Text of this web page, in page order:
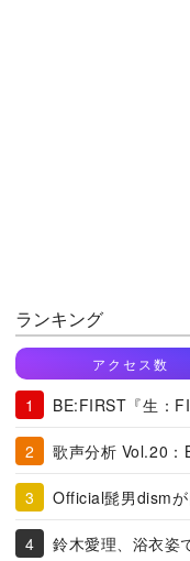
ランキング
アクセス数
BE:FIRST『生：
歌声分析 Vol.20：
Official髭男dism
鈴木愛理、浴衣姿